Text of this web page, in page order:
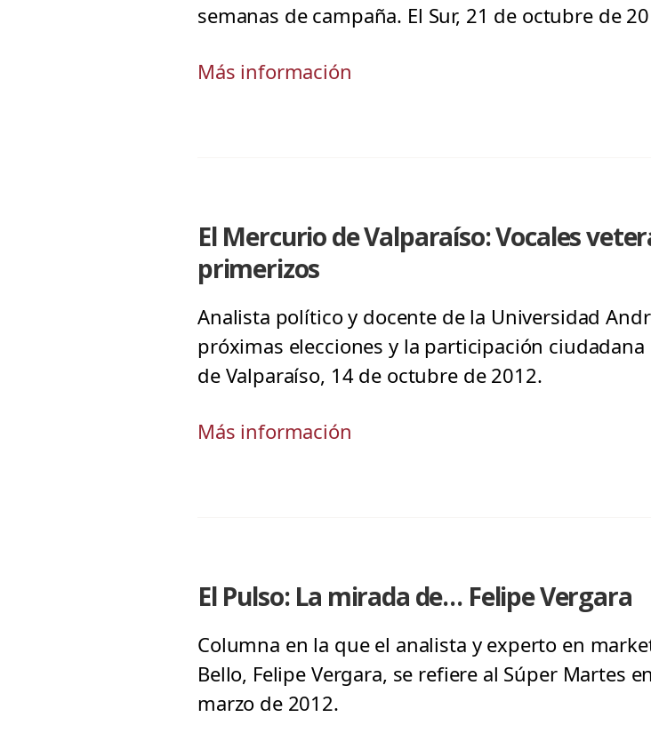
semanas de campaña. El Sur, 21 de octubre de
Más información
El Mercurio de Valparaíso: Vocales
primerizos
Analista político y docente de la Universidad
próximas elecciones y la participación
de Valparaíso, 14 de octubre de 2012.
Más información
El Pulso: La mirada de… Felipe Vergara
Columna en la que el analista y experto en
Bello, Felipe Vergara, se refiere al Súper Martes
marzo de 2012.